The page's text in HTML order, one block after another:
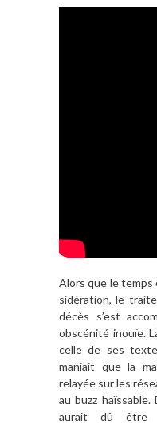
Alors que le temps
sidération, le
décès s’est
obscénité inouïe.
celle de ses
maniait que la
relayée sur les
au buzz haïssable.
aurait dû être